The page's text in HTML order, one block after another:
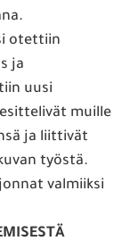
otettiin
ja
uusi
muille
ja liittivät
työstä.
valmiiksi